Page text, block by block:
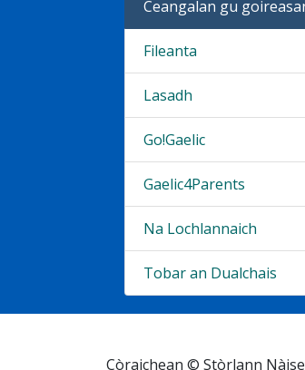
Ceangalan gu
Fileanta
Lasadh
Go!Gaelic
Gaelic4Parents
Na Lochlannaich
Tobar an Dualchais
Còraichean © Stòrlann